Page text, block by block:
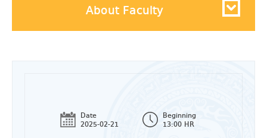
About Faculty
Date
2025-02-21
Beginning
13:00 HR